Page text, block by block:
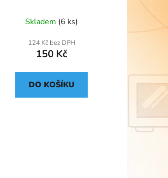
Skladem (6 ks)
124 Kč bez DPH
150 Kč
DO KOŠÍKU